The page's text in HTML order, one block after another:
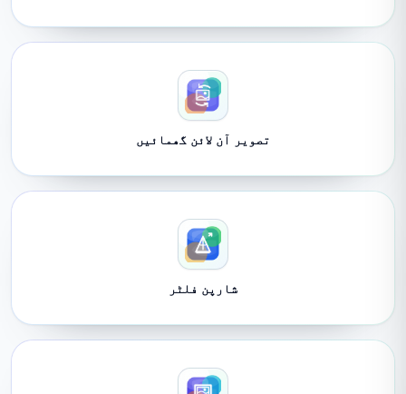
تصویر آن لائن گھمائیں
شارپن فلٹر